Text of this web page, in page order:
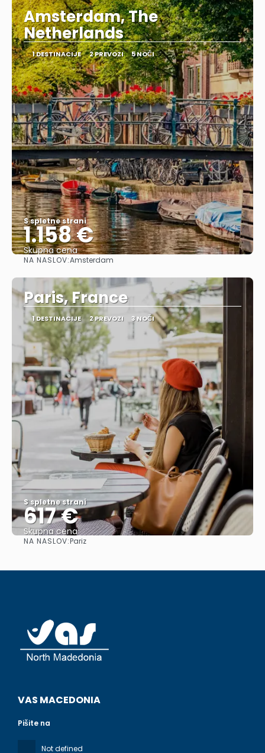
Amsterdam, The
Netherlands
1 DESTINACIJE 2 PREVOZI 5 NOČI
S spletne strani
1.158 €
Skupna cena
NA NASLOV:Amsterdam
Paris, France
1 DESTINACIJE 2 PREVOZI 3 NOČI
S spletne strani
617 €
Skupna cena
NA NASLOV:Pariz
VAS MACEDONIA
Pišite na
Not defined